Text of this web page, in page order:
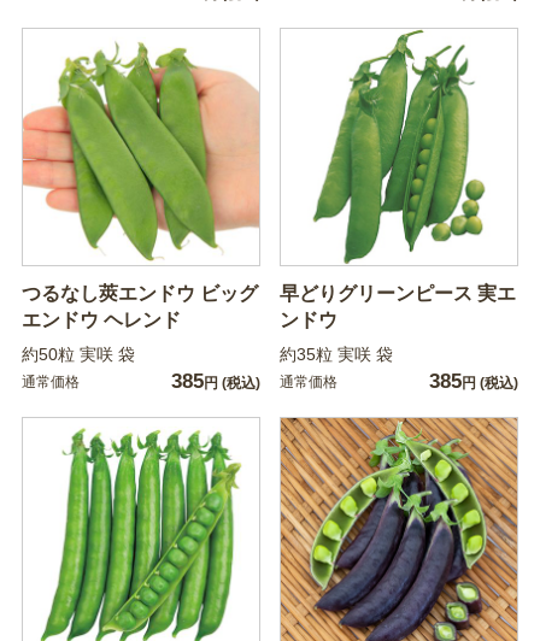
つるなし莢エンドウ ビッグ
エンドウ ヘレンド
約50粒 実咲 袋
通常価格 385円 (税込)
早どりグリーンピース 実エ
ンドウ
約35粒 実咲 袋
通常価格 385円 (税込)